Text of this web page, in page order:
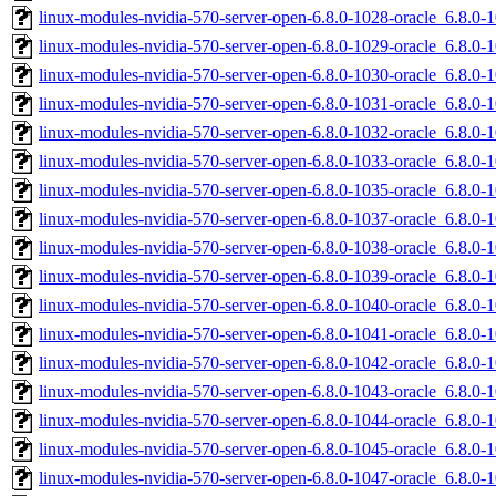
linux-modules-nvidia-570-server-open-6.8.0-1028-oracle_6.8.0-
linux-modules-nvidia-570-server-open-6.8.0-1029-oracle_6.8.0-
linux-modules-nvidia-570-server-open-6.8.0-1030-oracle_6.8.0-
linux-modules-nvidia-570-server-open-6.8.0-1031-oracle_6.8.0-
linux-modules-nvidia-570-server-open-6.8.0-1032-oracle_6.8.0-
linux-modules-nvidia-570-server-open-6.8.0-1033-oracle_6.8.0-
linux-modules-nvidia-570-server-open-6.8.0-1035-oracle_6.8.0-
linux-modules-nvidia-570-server-open-6.8.0-1037-oracle_6.8.0-
linux-modules-nvidia-570-server-open-6.8.0-1038-oracle_6.8.0-
linux-modules-nvidia-570-server-open-6.8.0-1039-oracle_6.8.0-
linux-modules-nvidia-570-server-open-6.8.0-1040-oracle_6.8.0-
linux-modules-nvidia-570-server-open-6.8.0-1041-oracle_6.8.0-
linux-modules-nvidia-570-server-open-6.8.0-1042-oracle_6.8.0-
linux-modules-nvidia-570-server-open-6.8.0-1043-oracle_6.8.0-
linux-modules-nvidia-570-server-open-6.8.0-1044-oracle_6.8.0-
linux-modules-nvidia-570-server-open-6.8.0-1045-oracle_6.8.0-
linux-modules-nvidia-570-server-open-6.8.0-1047-oracle_6.8.0-